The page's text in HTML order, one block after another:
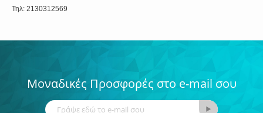
Τηλ: 2130312569
Μοναδικές Προσφορές στο e-mail σου